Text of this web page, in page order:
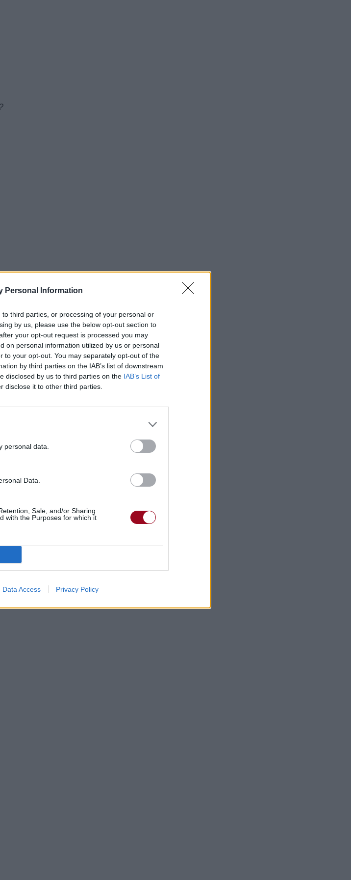
Personal Information
third parties, or processing of your personal or
by us, please use the below opt-out section to
your opt-out request is processed you may
on personal information utilized by us or personal
to your opt-out. You may separately opt-out of the
by third parties on the IAB’s list of downstream
disclosed by us to third parties on the IAB’s List of
disclose it to other third parties.
personal data.
Data.
Sale, and/or Sharing
with the Purposes for which it
Data Access Privacy Policy